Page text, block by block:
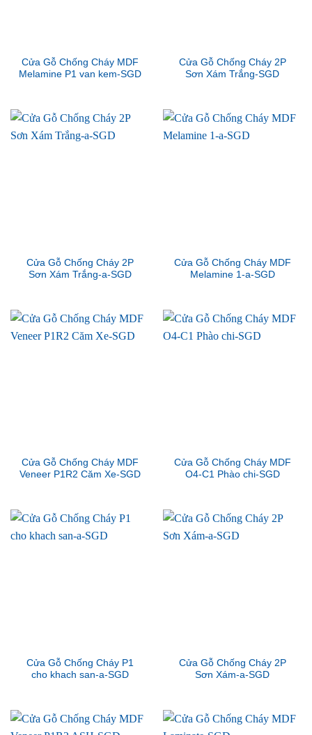
Cửa Gỗ Chống Cháy MDF
Melamine P1 van kem-SGD
Cửa Gỗ Chống Cháy 2P
Sơn Xám Trắng-SGD
Cửa Gỗ Chống Cháy 2P
Sơn Xám Trắng-a-SGD
Cửa Gỗ Chống Cháy MDF
Melamine 1-a-SGD
Cửa Gỗ Chống Cháy MDF
Veneer P1R2 Căm Xe-SGD
Cửa Gỗ Chống Cháy MDF
O4-C1 Phào chi-SGD
Cửa Gỗ Chống Cháy P1
cho khach san-a-SGD
Cửa Gỗ Chống Cháy 2P
Sơn Xám-a-SGD